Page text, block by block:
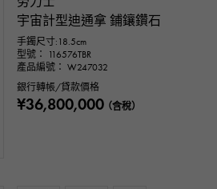
宇宙計型迪通拿 鋪鑲鑽石
手鐲尺寸:18.5cm
型號： 116576TBR
產品編號： W247032
銀行轉帳/貸款價格
¥36,800,000（含稅）